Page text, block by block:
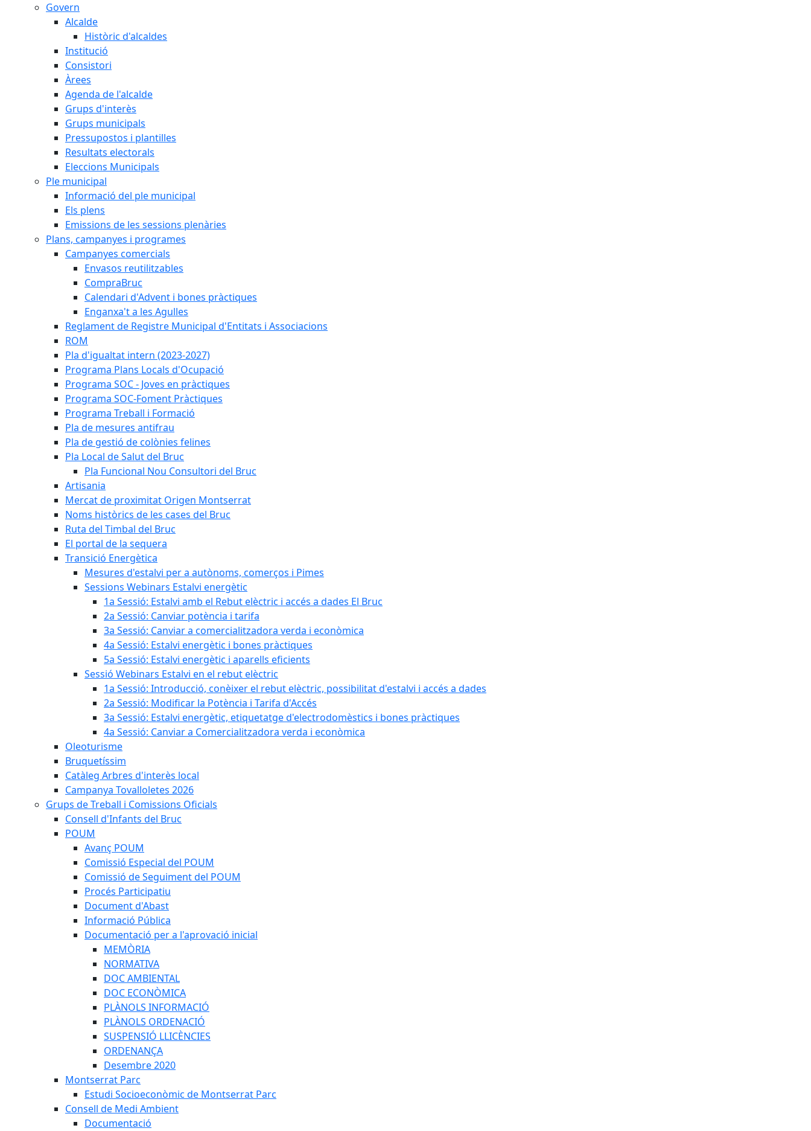
Govern
Alcalde
Històric d'alcaldes
Institució
Consistori
Àrees
Agenda de l'alcalde
Grups d'interès
Grups municipals
Pressupostos i plantilles
Resultats electorals
Eleccions Municipals
Ple municipal
Informació del ple municipal
Els plens
Emissions de les sessions plenàries
Plans, campanyes i programes
Campanyes comercials
Envasos reutilitzables
CompraBruc
Calendari d'Advent i bones pràctiques
Enganxa't a les Agulles
Reglament de Registre Municipal d'Entitats i Associacions
ROM
Pla d'igualtat intern (2023-2027)
Programa Plans Locals d'Ocupació
Programa SOC - Joves en pràctiques
Programa SOC-Foment Pràctiques
Programa Treball i Formació
Pla de mesures antifrau
Pla de gestió de colònies felines
Pla Local de Salut del Bruc
Pla Funcional Nou Consultori del Bruc
Artisania
Mercat de proximitat Origen Montserrat
Noms històrics de les cases del Bruc
Ruta del Timbal del Bruc
El portal de la sequera
Transició Energètica
Mesures d'estalvi per a autònoms, comerços i Pimes
Sessions Webinars Estalvi energètic
1a Sessió: Estalvi amb el Rebut elèctric i accés a dades El Bruc
2a Sessió: Canviar potència i tarifa
3a Sessió: Canviar a comercialitzadora verda i econòmica
4a Sessió: Estalvi energètic i bones pràctiques
5a Sessió: Estalvi energètic i aparells eficients
Sessió Webinars Estalvi en el rebut elèctric
1a Sessió: Introducció, conèixer el rebut elèctric, possibilitat d'estalvi i accés a dades
2a Sessió: Modificar la Potència i Tarifa d'Accés
3a Sessió: Estalvi energètic, etiquetatge d'electrodomèstics i bones pràctiques
4a Sessió: Canviar a Comercialitzadora verda i econòmica
Oleoturisme
Bruquetíssim
Catàleg Arbres d'interès local
Campanya Tovalloletes 2026
Grups de Treball i Comissions Oficials
Consell d'Infants del Bruc
POUM
Avanç POUM
Comissió Especial del POUM
Comissió de Seguiment del POUM
Procés Participatiu
Document d'Abast
Informació Pública
Documentació per a l'aprovació inicial
MEMÒRIA
NORMATIVA
DOC AMBIENTAL
DOC ECONÒMICA
PLÀNOLS INFORMACIÓ
PLÀNOLS ORDENACIÓ
SUSPENSIÓ LLICÈNCIES
ORDENANÇA
Desembre 2020
Montserrat Parc
Estudi Socioeconòmic de Montserrat Parc
Consell de Medi Ambient
Documentació